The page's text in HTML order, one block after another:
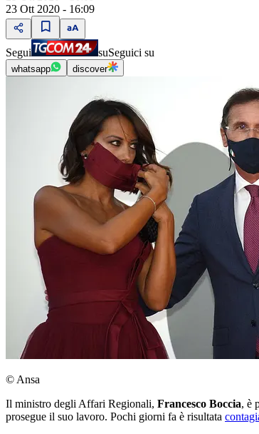
23 Ott 2020 - 16:09
Segui suSeguici su
whatsapp discover
© Ansa
Il ministro degli Affari Regionali, Francesco Boccia, è
prosegue il suo lavoro. Pochi giorni fa è risultata